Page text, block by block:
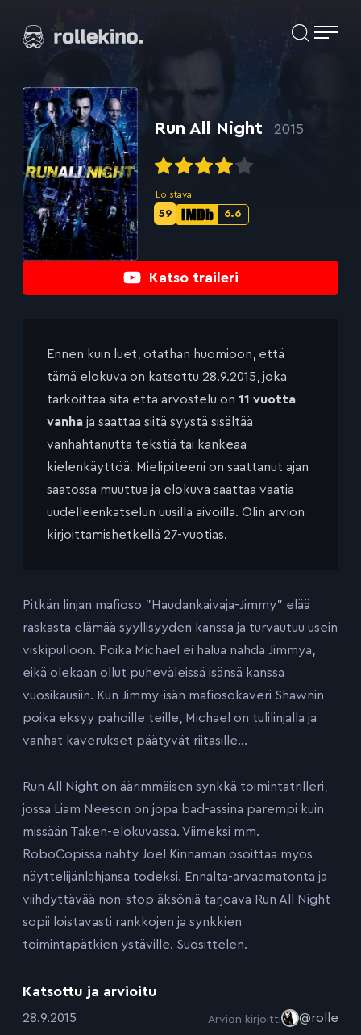
suoraan
sisältöön
Elokuvat ja elokuva-arviot | Rollekino.fi
Fiilistelyä
lopputekstien
jälkeen.
Katso traileri
Run All Night 2015
Loistava
IMDb-
6.6
Metascore-
59
Ennen kuin luet, otathan huomioon, että
tämä elokuva on katsottu 28.9.2015, joka
tarkoittaa sitä että arvostelu on 11 vuotta
vanha ja saattaa siitä syystä sisältää
vanhahtanutta tekstiä tai kankeaa
kielenkäyttöä. Mielipiteeni on saattanut ajan
saatossa muuttua ja elokuva saattaa vaatia
uudelleenkatselun uusilla aivoilla. Olin arvion
kirjoittamishetkellä 27-vuotias.
Pitkän linjan mafioso ”Haudankaivaja-Jimmy” elää
raskasta elämää syyllisyyden kanssa ja turvautuu usein
viskipulloon. Poika Michael ei halua nähdä Jimmyä,
eikä olekaan ollut puheväleissä isänsä kanssa
vuosikausiin. Kun Jimmy-isän mafiosokaveri Shawnin
poika eksyy pahoille teille, Michael on tulilinjalla ja
vanhat kaverukset päätyvät riitasille…
Run All Night on äärimmäisen synkkä toimintatrilleri,
jossa Liam Neeson on jopa bad-assina parempi kuin
missään Taken-elokuvassa. Viimeksi mm.
RoboCopissa nähty Joel Kinnaman osoittaa myös
näyttelijänlahjansa todeksi. Ennalta-arvaamatonta ja
viihdyttävää non-stop äksöniä tarjoava Run All Night
sopii loistavasti rankkojen ja synkkien
toimintapätkien ystäville. Suosittelen.
Katsottu ja arvioitu
:28.9.2015 Arvion kirjoitti @rolle